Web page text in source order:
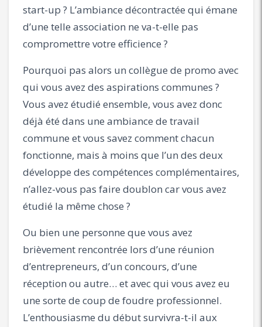
start-up ? L’ambiance décontractée qui émane
d’une telle association ne va-t-elle pas
compromettre votre efficience ?
Pourquoi pas alors un collègue de promo avec
qui vous avez des aspirations communes ?
Vous avez étudié ensemble, vous avez donc
déjà été dans une ambiance de travail
commune et vous savez comment chacun
fonctionne, mais à moins que l’un des deux
développe des compétences complémentaires,
n’allez-vous pas faire doublon car vous avez
étudié la même chose ?
Ou bien une personne que vous avez
brièvement rencontrée lors d’une réunion
d’entrepreneurs, d’un concours, d’une
réception ou autre… et avec qui vous avez eu
une sorte de coup de foudre professionnel.
L’enthousiasme du début survivra-t-il aux